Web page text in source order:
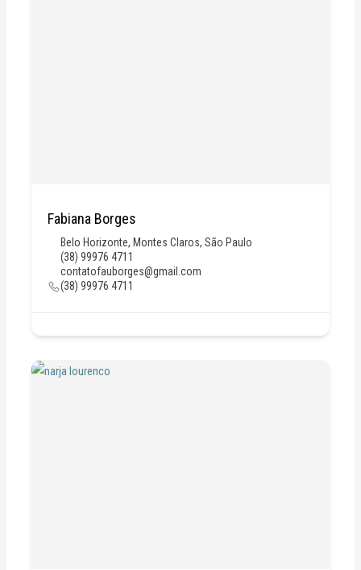
Fabiana Borges
Belo Horizonte, Montes Claros, São Paulo
(38) 99976 4711
contatofauborges@gmail.com
(38) 99976 4711